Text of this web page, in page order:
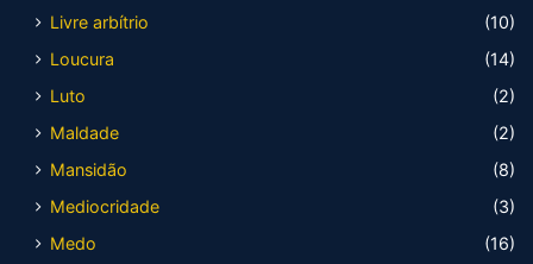
Livre arbítrio
(10)
Loucura
(14)
Luto
(2)
Maldade
(2)
Mansidão
(8)
Mediocridade
(3)
Medo
(16)